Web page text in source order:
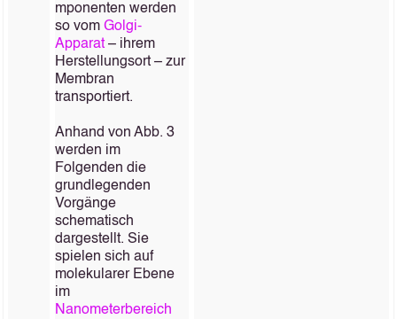
mponenten werden
so vom Golgi-
Apparat– ihrem
Herstellungsort – zur
Membran
transportiert.
Anhand von Abb. 3
werden im
Folgenden die
grundlegenden
Vorgänge
schematisch
dargestellt. Sie
spielen sich auf
molekularer Ebene
im
Nanometerbereich